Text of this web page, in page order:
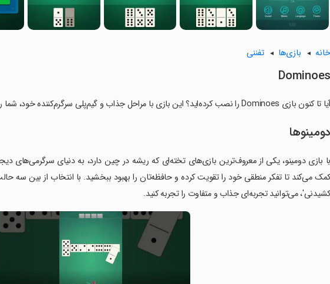
خانه بازی‌ها تفننی
Dominoes
آیا تا کنون بازی Dominoes را نصب کرده‌اید؟ این بازی با مراحل جذاب و گیم‌پلی سرگرم‌کننده خود، شما را ساعت‌ها درگیر می‌کند.
دومینوها
با بازی دومینو، یکی از معروف‌ترین بازی‌های تخته‌ای که ریشه در چین دارد، به دنیای سرگرمی‌های
کمک می‌کند تا تفکر منطقی خود را تقویت کرده و حافظه‌تان را بهبود ببخشید. با انتخاب از بین سه
کشیدنی'، می‌توانید تجربه‌ای جذاب و متفاوت را تجربه کنید.